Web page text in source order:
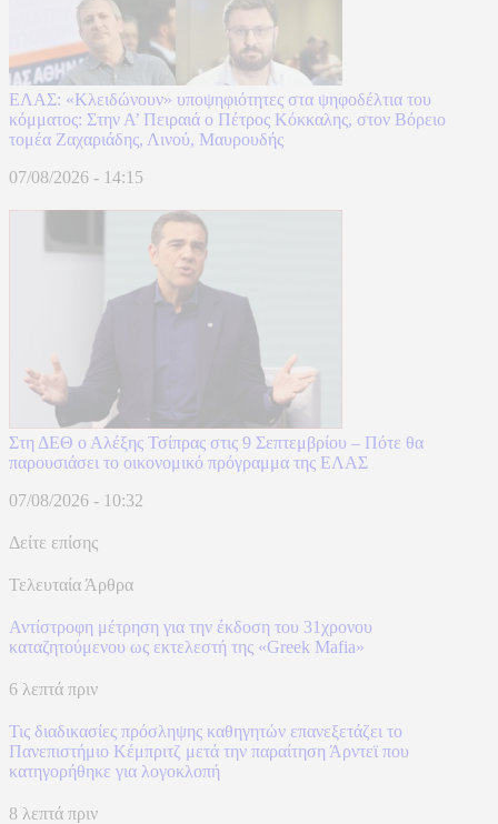
ΕΛΑΣ: «Κλειδώνουν» υποψηφιότητες στα ψηφοδέλτια του
κόμματος: Στην Α’ Πειραιά ο Πέτρος Κόκκαλης, στον Βόρειο
τομέα Ζαχαριάδης, Λινού, Μαυρουδής
07/08/2026 - 14:15
Στη ΔΕΘ ο Αλέξης Τσίπρας στις 9 Σεπτεμβρίου – Πότε θα
παρουσιάσει το οικονομικό πρόγραμμα της ΕΛΑΣ
07/08/2026 - 10:32
Δείτε επίσης
Τελευταία Άρθρα
Αντίστροφη μέτρηση για την έκδοση του 31χρονου
καταζητούμενου ως εκτελεστή της «Greek Mafia»
6 λεπτά πριν
Τις διαδικασίες πρόσληψης καθηγητών επανεξετάζει το
Πανεπιστήμιο Κέμπριτζ μετά την παραίτηση Άρντεϊ που
κατηγορήθηκε για λογοκλοπή
8 λεπτά πριν